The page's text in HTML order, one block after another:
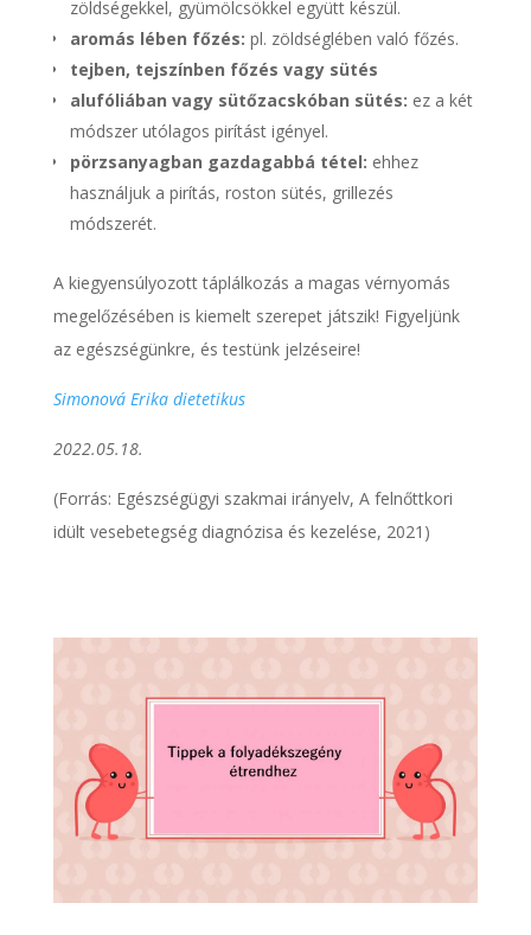
zöldségekkel, gyümölcsökkel együtt készül.
aromás lében főzés: pl. zöldséglében való főzés.
tejben, tejszínben főzés vagy sütés
alufóliában vagy sütőzacskóban sütés: ez a két
módszer utólagos pirítást igényel.
pörzsanyagban gazdagabbá tétel: ehhez
használjuk a pirítás, roston sütés, grillezés
módszerét.
A kiegyensúlyozott táplálkozás a magas vérnyomás
megelőzésében is kiemelt szerepet játszik! Figyeljünk
az egészségünkre, és testünk jelzéseire!
Simonová Erika dietetikus
2022.05.18.
(Forrás: Egészségügyi szakmai irányelv, A felnőttkori
idült vesebetegség diagnózisa és kezelése, 2021)